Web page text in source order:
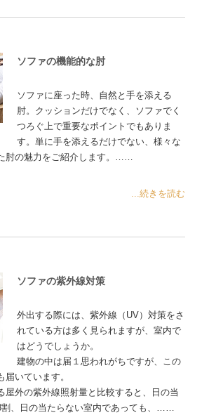
ソファの機能的な肘
ソファに座った時、自然と手を添える
肘。クッションだけでなく、ソファでく
つろぐ上で重要なポイントでもありま
す。単に手を添えるだけでない、様々な
肘の魅力をご紹介します。……
...続きを読む
ソファの紫外線対策
外出する際には、紫外線（UV）対策をさ
れている方は多く見られますが、室内で
はどうでしょうか。
建物の中は届１思われがちですが、この
届いています。
屋外の紫外線照射量と比較すると、日の当
割、日の当たらない室内であっても、……